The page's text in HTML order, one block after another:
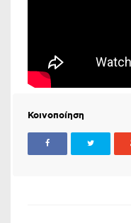
Κοινοποίηση